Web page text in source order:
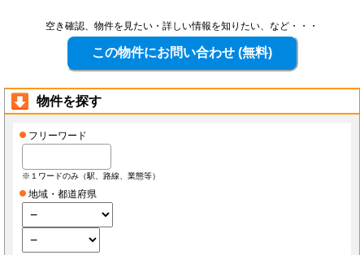
空き確認、物件を見たい・詳しい情報を知りたい、など・・・
物件を探す
フリーワード
※１ワードのみ（駅、路線、業態等）
地域・都道府県